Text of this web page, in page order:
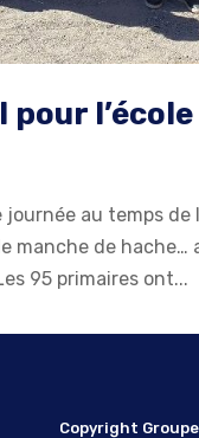
pour l’école
au temps
manche de
95 primaires ont...
Copyright